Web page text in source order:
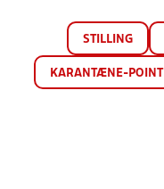
STILLING
KARANTÆNE-POINT